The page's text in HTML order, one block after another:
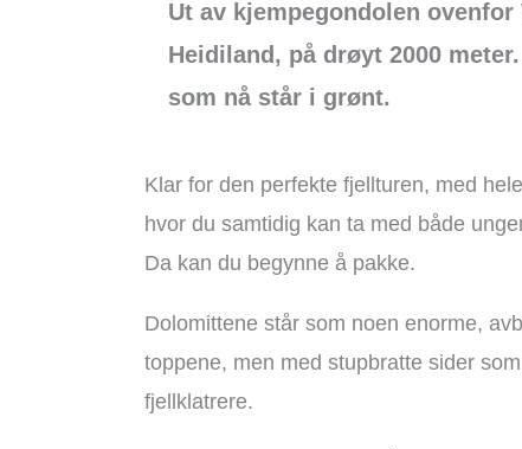
Ut av kjempegondolen
Heidiland, på drøyt 2000
som nå står i grønt.
Klar for den perfekte fjellturen, med
hvor du samtidig kan ta med både
Da kan du begynne å pakke.
Dolomittene står som noen enorme,
toppene, men med stupbratte sider
fjellklatrere.